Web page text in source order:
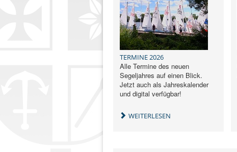
TERMINE 2026
Alle Termine des neuen
Segeljahres auf einen Blick.
Jetzt auch als Jahreskalender
und digital verfügbar!
WEITERLESEN